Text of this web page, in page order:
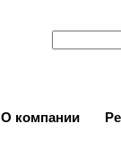
О компании